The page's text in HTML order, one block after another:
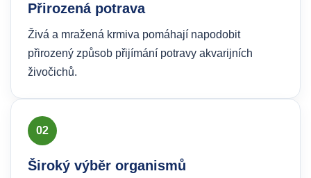
Přirozená potrava
Živá a mražená krmiva pomáhají napodobit
přirozený způsob přijímání potravy akvarijních
živočichů.
02
Široký výběr organismů